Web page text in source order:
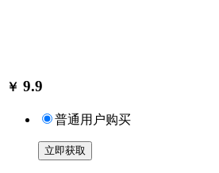
￥ 9.9
普通用户购买
立即获取